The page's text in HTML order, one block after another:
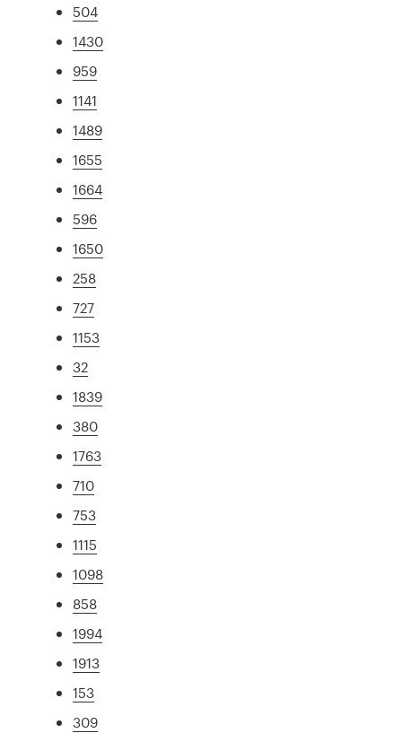
504
1430
959
1141
1489
1655
1664
596
1650
258
727
1153
32
1839
380
1763
710
753
1115
1098
858
1994
1913
153
309